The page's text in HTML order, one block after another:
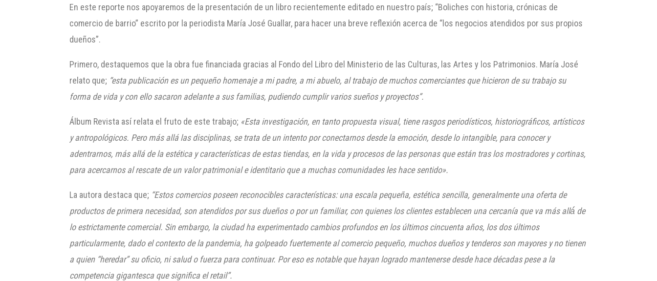
En este reporte nos apoyaremos de la presentación de un libro recientemente editado en nuestro país; “Boliches con historia, crónicas de
comercio de barrio” escrito por la periodista María José Guallar, para hacer una breve reflexión acerca de “los negocios atendidos por sus propios
dueños”.
Primero, destaquemos que la obra fue financiada gracias al Fondo del Libro del Ministerio de las Culturas, las Artes y los Patrimonios. María José
relato que; “esta publicación es un pequeño homenaje a mi padre, a mi abuelo, al trabajo de muchos comerciantes que hicieron de su trabajo su
forma de vida y con ello sacaron adelante a sus familias, pudiendo cumplir varios sueños y proyectos”.
Álbum Revista así relata el fruto de este trabajo; «Esta investigación, en tanto propuesta visual, tiene rasgos periodísticos, historiográficos, artísticos
y antropológicos. Pero más allá las disciplinas, se trata de un intento por conectarnos desde la emoción, desde lo intangible, para conocer y
adentrarnos, más allá de la estética y características de estas tiendas, en la vida y procesos de las personas que están tras los mostradores y cortinas,
para acercarnos al rescate de un valor patrimonial eidentitarioque a muchas comunidades les hace sentido».
La autora destaca que; “Estos comercios poseen reconocibles características: una escala pequeña, estética sencilla, generalmente una oferta de
productos de primera necesidad, son atendidos por sus dueños o por un familiar, con quienes los clientes establecen una cercanía que va más allá́ de
lo estrictamente comercial. Sin embargo, la ciudad ha experimentado cambios profundos en los últimos cincuenta años, los dos últimos
particularmente, dado el contexto de la pandemia, ha golpeado fuertemente al comercio pequeño, muchos dueños y tenderos son mayores y no tienen
a quien “heredar” su oficio, ni salud o fuerza para continuar. Por eso es notable que hayan logrado mantenerse desde hace décadas pese a la
competencia gigantesca que significa elretail”.